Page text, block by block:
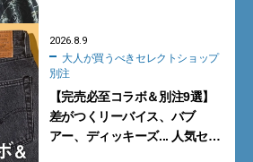
2026.8.9
別注
【完売必至コラボ＆別注9選】
差がつくリーバイス、バブ
アー、ディッキーズ... 人気セレ